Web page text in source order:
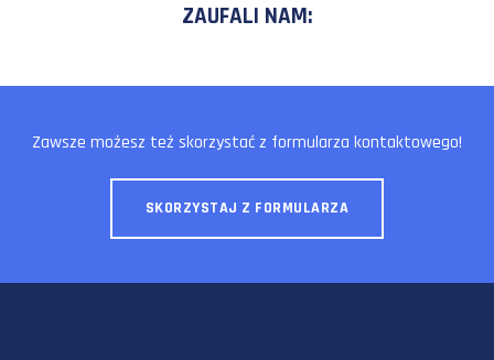
ZAUFALI NAM:
Zawsze możesz też skorzystać z formularza kontaktowego!
SKORZYSTAJ Z FORMULARZA